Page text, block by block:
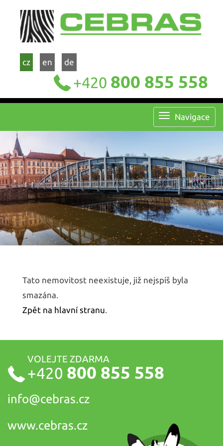
cz en de
+420 800 855 558
Navigace
Tato nemovitost neexistuje, již nejspíš byla
smazána.
Zpět na hlavní stranu.
VOLEJTE ZDARMA
+420 800 855 558
info@cebras.cz
www.cebras.cz